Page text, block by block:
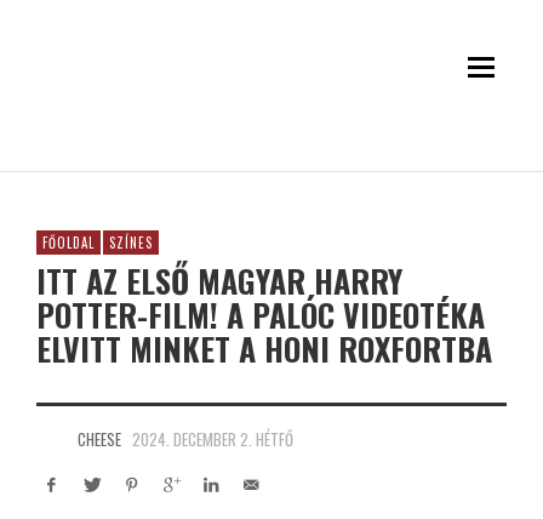
FŐOLDAL SZÍNES
ITT AZ ELSŐ MAGYAR HARRY
POTTER-FILM! A PALÓC VIDEOTÉKA
ELVITT MINKET A HONI ROXFORTBA
CHEESE 2024. DECEMBER 2. HÉTFŐ